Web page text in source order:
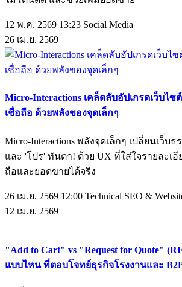
12 พ.ค. 2569 13:23 Social Media
26 เม.ย. 2569
Micro-Interactions เคล็ดลับอัปเกรดเว็บไ
เชื่อถือ ด้วยพลังของจุดเล็กๆ
Micro-Interactions พลังจุดเล็กๆ เปลี่ยนเว็บ
และ 'โปร' ทันตา! ด้วย UX ที่ใส่ใจรายละเอี
ถือและยอดขายได้จริง
26 เม.ย. 2569 12:00 Technical SEO &
12 เม.ย. 2569
"Add to Cart" vs "Request for Quote"
แบบไหน ที่ตอบโจทย์ธุรกิจโรงงานและ